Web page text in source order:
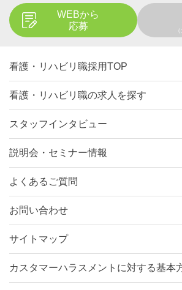
WEBから
応募
看護・リハビリ職採用TOP
看護・リハビリ職の求人を探す
スタッフインタビュー
説明会・セミナー情報
よくあるご質問
お問い合わせ
サイトマップ
カスタマーハラスメントに対する基本